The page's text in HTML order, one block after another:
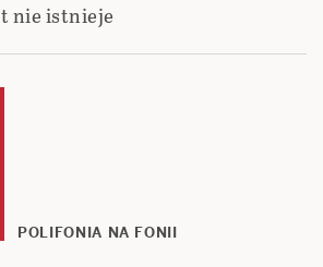
nie istnieje
POLIFONIA NA FONII